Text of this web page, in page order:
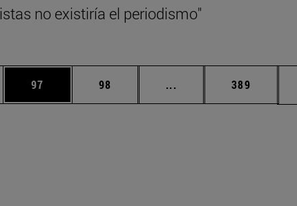
no existiría el periodismo"
Use TAB para desplazarse.
Página
97 Página
98 ... Páginas intermedias
Página
389